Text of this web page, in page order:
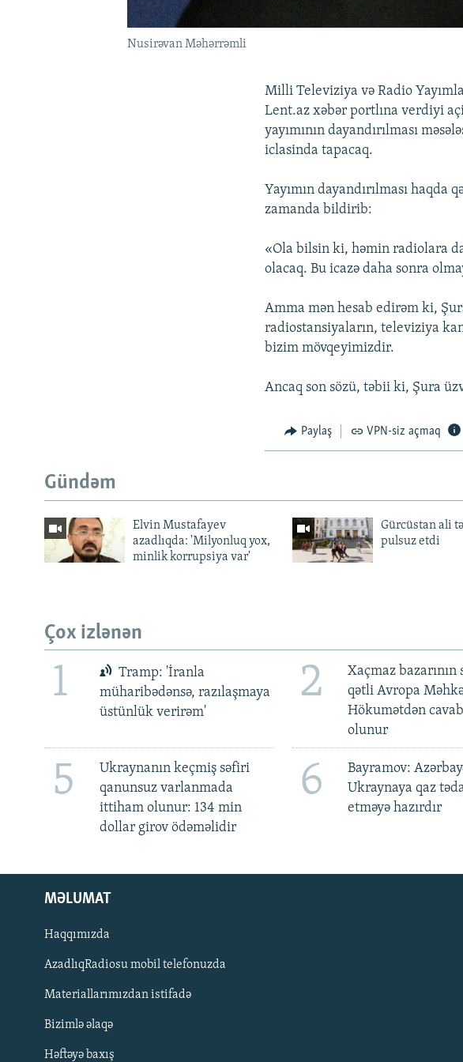
Nusirəvan Məhərrəmli
Milli Televiziya və Radio
Lent.az xəbər portlına verdiyi
yayımının dayandırılması
iclasinda tapacaq.
Yayımın dayandırılması
zamanda bildirib:
«Ola bilsin ki, həmin radiolara
olacaq. Bu icazə daha sonra
Amma mən hesab edirəm ki,
radiostansiyaların, televiziya
bizim mövqeyimizdir.
Ancaq son sözü, təbii ki, Şura
Paylaş VPN-siz açmaq
Gündəm
Elvin Mustafayev
azadlıqda: 'Milyonluq yox,
minlik korrupsiya var'
Gürcüstan ali
pulsuz etdi
Çox izlənən
1
Tramp: 'İranla
müharibədənsə, razılaşmaya
üstünlük verirəm'
2
Xaçmaz
qətli Avropa
Hökumətdən
olunur
5
Ukraynanın keçmiş səfiri
qanunsuz varlanmada
ittiham olunur: 134 min
dollar girov ödəməlidir
6
Bayramov:
Ukraynaya qaz
etməyə hazırdır
MƏLUMAT
Haqqımızda
AzadlıqRadiosu mobil telefonuzda
Materiallarımızdan istifadə
Bizimlə əlaqə
Həftəyə baxış